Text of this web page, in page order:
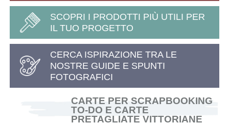
SCOPRI I PRODOTTI PIÙ UTILI PER
IL TUO PROGETTO
CERCA ISPIRAZIONE TRA LE
NOSTRE GUIDE E SPUNTI
FOTOGRAFICI
CARTE PER SCRAPBOOKING
TO-DO E CARTE
PRETAGLIATE VITTORIANE